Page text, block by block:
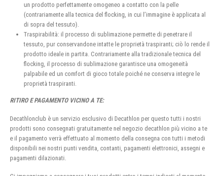
un prodotto perfettamente omogeneo a contatto con la pelle
(contrariamente alla tecnica del flocking, in cui l’immagine è applicata al
di sopra del tessuto).
Traspirabilità: il processo di sublimazione permette di penetrare il
tessuto, pur conservandone intatte le proprietà traspiranti; ciò lo rende il
prodotto ideale in partita. Contrariamente alla tradizionale tecnica del
flocking, il processo di sublimazione garantisce una omogeneità
palpabile ed un comfort di gioco totale poiché ne conserva integre le
proprietà traspiranti.
RITIRO E PAGAMENTO VICINO A TE:
Decathlonclub è un servizio esclusivo di Decathlon per questo tutti i nostri
prodotti sono consegnati gratuitamente nel negozio decathlon più vicino a te
e il pagamento verrà effettuato al momento della consegna con tutti i metodi
disponibili nei nostri punti vendita, contanti, pagamenti elettronici, assegni e
pagamenti dilazionati.